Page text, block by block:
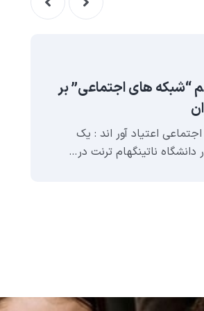
“شبکه های اجتماعی” بر
اعتیاد آور اند : یک
دانشگاه ناتینگهام ترنت در…